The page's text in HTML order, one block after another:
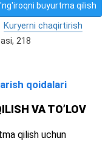
buyurtma qilish
Kuryerni chaqirtirish
218
qoidalari
VA TO’LOV
qilish uchun